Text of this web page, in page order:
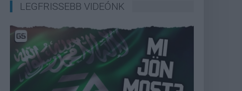
LEGFRISSEBB VIDEÓNK